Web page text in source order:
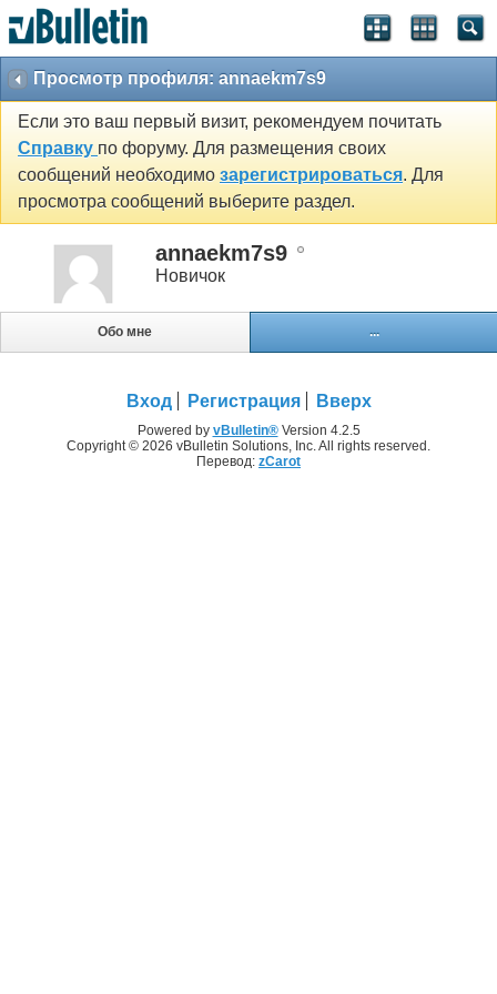
Просмотр профиля: annaekm7s9
Если это ваш первый визит, рекомендуем почитать
Справку по форуму. Для размещения своих
сообщений необходимо зарегистрироваться. Для
просмотра сообщений выберите раздел.
annaekm7s9
Новичок
Обо мне ...
Вход Регистрация Вверх
Powered by vBulletin®Version 4.2.5
Copyright © 2026 vBulletin Solutions, Inc. All rights reserved.
Перевод: zCarot